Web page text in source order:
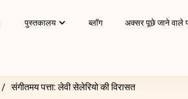
पुस्तकालय ब्लॉग अक्सर पूछे जाने वाले
संगीतमय पत्ता: लेवी सेलेरियो की विरासत